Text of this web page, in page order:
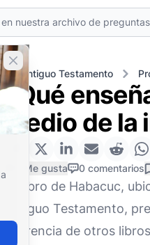
Cerrar banner
Antiguo Testamento
¿Qué
medio de la
0 Me gusta 0 comentarios
El Libro de Habacuc,
Antiguo Testamento,
diferencia de otros